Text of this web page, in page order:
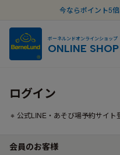
今ならポイント5
ボーネルンドオンラインショップ
ONLINE SHOP
ログイン
公式LINE・あそび場予約サイト
会員のお客様